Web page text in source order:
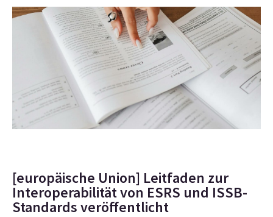
[europäische Union] Leitfaden zur
Interoperabilität von ESRS und ISSB-
Standards veröffentlicht